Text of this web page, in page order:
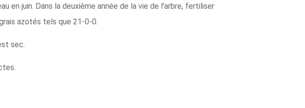
en juin. Dans la deuxième année de la vie de l'arbre, fertiliser
azotés tels que 21-0-0.
sec.